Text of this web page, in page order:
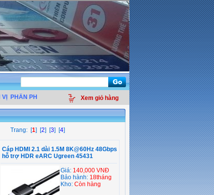
PHÂN PHỐI LINH KIỆN ĐIỆN TỬ MÁY TÍNH - THIẾT BỊ VĂN PHÒNG - GIẢI
Xem giỏ hàng
Trang: [1] [2] [3] [4]
Cáp HDMI 2.1 dài 1.5M 8K@60Hz 48Gbps
hỗ trợ HDR eARC Ugreen 45431
Giá: 140,000 VNĐ
Bảo hành: 18tháng
Kho: Còn hàng